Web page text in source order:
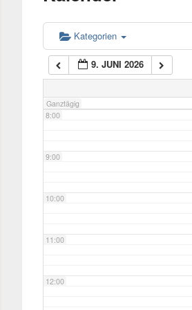
Kategorien
9. JUNI 2026
Ganztägig
6:00
7:00
8:00
9:00
10:00
11:00
12:00